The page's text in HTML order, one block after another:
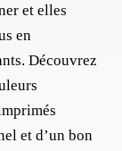
et elles
en
Découvrez
et d’un bon